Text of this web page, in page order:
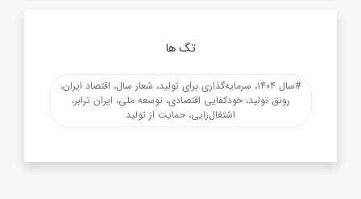
تگ ها
#سال ۱۴۰۴، سرمایه‌گذاری برای تولید، شعار سال، اقتصاد ایران،
رونق تولید، خودکفایی اقتصادی، توسعه ملی، ایران ترابر،
اشتغال‌زایی، حمایت از تولید